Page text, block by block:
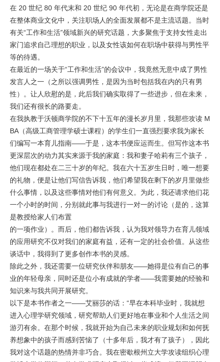
在 20 世纪 80 年代末和 20 世纪 90 年代初，无论是在商学院还是
在整体商业文化中，关注职场人的全面发展都不是主流话题。当时
有关“工作和生活”领域新兴的研究话题，大多聚焦于支持女性走出
家门追求自己理想的职业，以及女性该如何在职场中获得与男性平
等的待遇。
在最近的一场关于“工作和生活”的会议中，我竟然无意中成了男性
发言人之一（之所以强调男性，是因为当时包括我在内的只有男
性）。让人欣慰的是，此后我们确实取得了一些进步，但在未来，
我们还有很长的路要走。
在我执教于沃顿商学院的不下十五年的漫长岁月里，我那些攻读 M
BA（高级工商管理学硕士课程）的学生们一直强烈要求我为家长
们编写一本育儿指南——于是，这本书便应运而生。但写作这本书
更深层次的动力其实来源于我的家庭：我和妻子哈莉有三个孩子，
他们现在都处在二三十岁的年纪。我在六十五岁生日时，唯一想要
的礼物，便是让他们写信告诉我，他们希望我在剩下的岁月里做些
什么事情，以及这些事情对他们有何意义。为此，我还请求他们花
一个小时的时间，分别就此事与我进行一对一的讨论（是的，这算
是教授给家人们布置
的一项作业）。而后，他们都告诉我，认为我对领导力在育儿领域
的应用研究不仅对我们的家庭有益，还有一定的社会价值。从这些
谈话中，我得到了更多创作本书的灵感。
除此之外，我还需要一位研究伙伴和朋友——她得是位有自己的事
业的年轻母亲，同时还是位小有成就的学者——我需要她的经验和
知识来与我共同开展研究。
以下是本书作者之一——艾丽莎的话：“早在本科毕业时，我就想
进入心理学研究领域，研究帮助人们更好地在事业和个人生活之间
游刃有余。在那个时候，我就开始为自己未来的职业规划和如何抚
养想象中的孩子而感到苦恼了（十多年后，我才有了孩子），因此
我对这个话题的热情并非巧合。我在密歇根州立大学攻读组织心理